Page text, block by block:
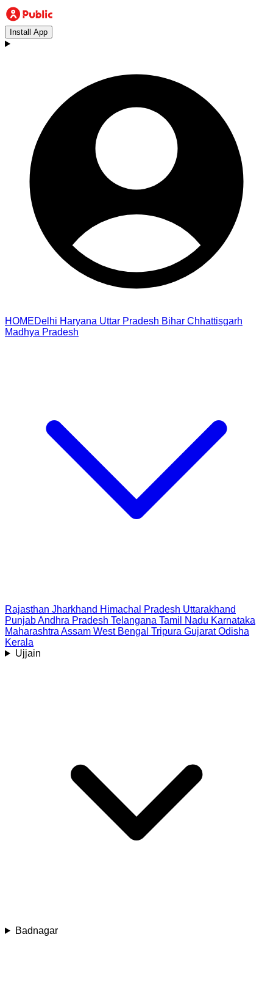
Install App
HOMEDelhi Haryana Uttar Pradesh Bihar Chhattisgarh
Madhya Pradesh
Rajasthan Jharkhand Himachal Pradesh Uttarakhand
PunjabAndhra Pradesh Telangana Tamil Nadu Karnataka
Maharashtra Assam West Bengal Tripura Gujarat Odisha
Kerala
Ujjain
Badnagar